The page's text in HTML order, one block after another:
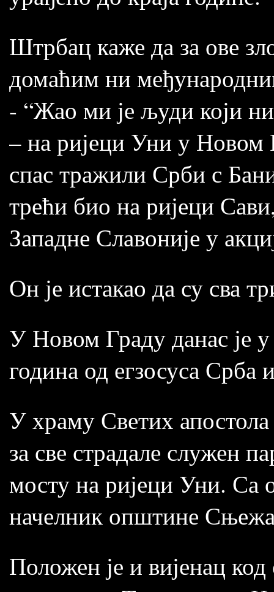
Штрбац каже да за ове
домаћим ни
- “Жао ми је људи који
– на ријеци Уни у Новом
спас тражили Срби с
трећи био на ријеци
Западне Славоније у
Он је истакао да су сва
У Новом Граду данас је
година од егзосуса
У храму Светих
за све страдале служен
мосту на ријеци Уни. Са
начелник општине
Положен је и вијенац